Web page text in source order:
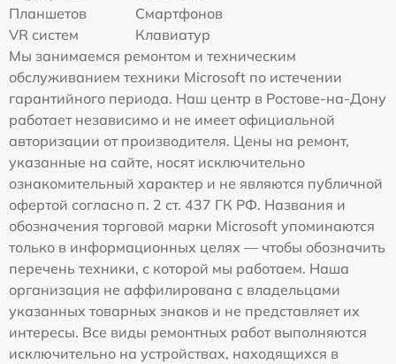
Планшетов
Смартфонов
VR систем
Клавиатур
Мы занимаемся ремонтом и техническим
обслуживанием техники Microsoft по истечении
гарантийного периода. Наш центр в Ростове-на-Дону
работает независимо и не имеет официальной
авторизации от производителя. Цены на ремонт,
указанные на сайте, носят исключительно
ознакомительный характер и не являются публичной
офертой согласно п. 2 ст. 437 ГК РФ. Названия и
обозначения торговой марки Microsoft упоминаются
только в информационных целях — чтобы обозначить
перечень техники, с которой мы работаем. Наша
организация не аффилирована с владельцами
указанных товарных знаков и не представляет их
интересы. Все виды ремонтных работ выполняются
исключительно на устройствах, находящихся в